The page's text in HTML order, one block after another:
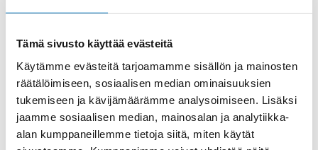
Tämä sivusto käyttää evästeitä
Käytämme evästeitä tarjoamamme sisällön ja mainosten
räätälöimiseen, sosiaalisen median ominaisuuksien
tukemiseen ja kävijämäärämme analysoimiseen. Lisäksi
jaamme sosiaalisen median, mainosalan ja analytiikka-
alan kumppaneillemme tietoja siitä, miten käytät
Materiaali
Niklattu messinki
Kierre
Ulkokierre Ag
PG 16
Normen
Max [C]